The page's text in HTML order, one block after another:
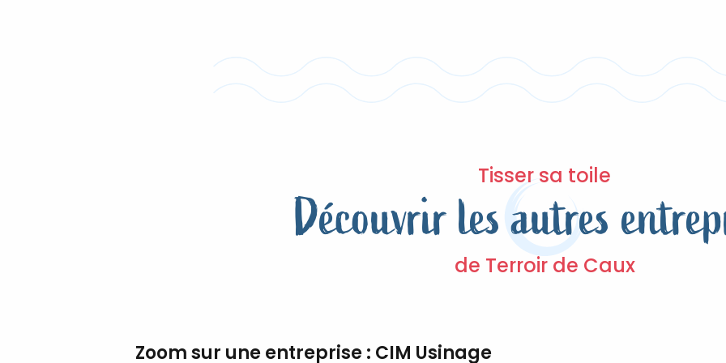
Tisser sa toile
Découvrir les autres
de Terroir de Caux
Zoom sur une entreprise : CIM Usinage